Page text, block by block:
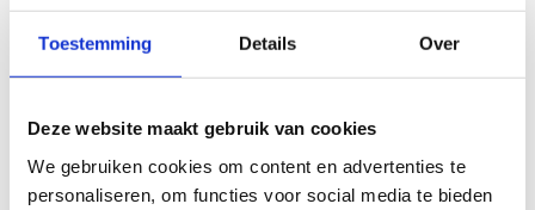
Toestemming Details Over
Deze website maakt gebruik van cookies
We gebruiken cookies om content en advertenties te
personaliseren, om functies voor social media te bieden